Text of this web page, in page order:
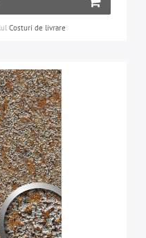
Costuri de livrare